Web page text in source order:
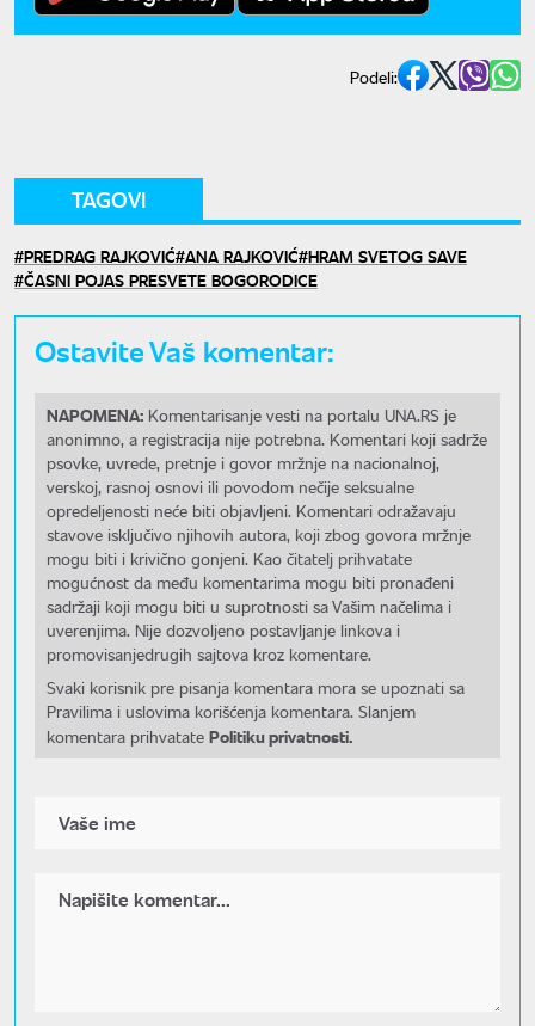
Podeli:
TAGOVI
PREDRAG RAJKOVIĆ ANA RAJKOVIĆ HRAM SVETOG SAVE
ČASNI POJAS PRESVETE BOGORODICE
Ostavite Vaš komentar:
NAPOMENA: Komentarisanje vesti na portalu UNA.RS je
anonimno, a registracija nije potrebna. Komentari koji sadrže
psovke, uvrede, pretnje i govor mržnje na nacionalnoj,
verskoj, rasnoj osnovi ili povodom nečije seksualne
opredeljenosti neće biti objavljeni. Komentari odražavaju
stavove isključivo njihovih autora, koji zbog govora mržnje
mogu biti i krivično gonjeni. Kao čitatelj prihvatate
mogućnost da među komentarima mogu biti pronađeni
sadržaji koji mogu biti u suprotnosti sa Vašim načelima i
uverenjima. Nije dozvoljeno postavljanje linkova i
promovisanjedrugih sajtova kroz komentare.
Svaki korisnik pre pisanja komentara mora se upoznati sa
Pravilima i uslovima korišćenja komentara. Slanjem
komentara prihvatate Politiku privatnosti.